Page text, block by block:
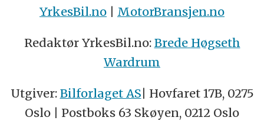
YrkesBil.no | MotorBransjen.no
Redaktør YrkesBil.no: Brede Høgseth
Wardrum
Utgiver: Bilforlaget AS| Hovfaret 17B, 0275
Oslo | Postboks 63 Skøyen, 0212 Oslo